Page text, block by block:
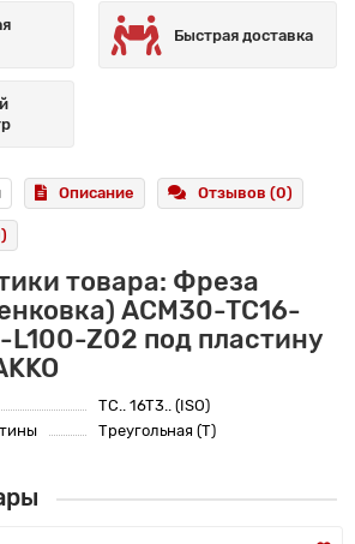
Быстрая доставка
Описание Отзывов (0)
товара: Фреза
ACM30-TC16-
L100-Z02 под пластину
TC.. 16T3.. (ISO)
Треугольная (T)